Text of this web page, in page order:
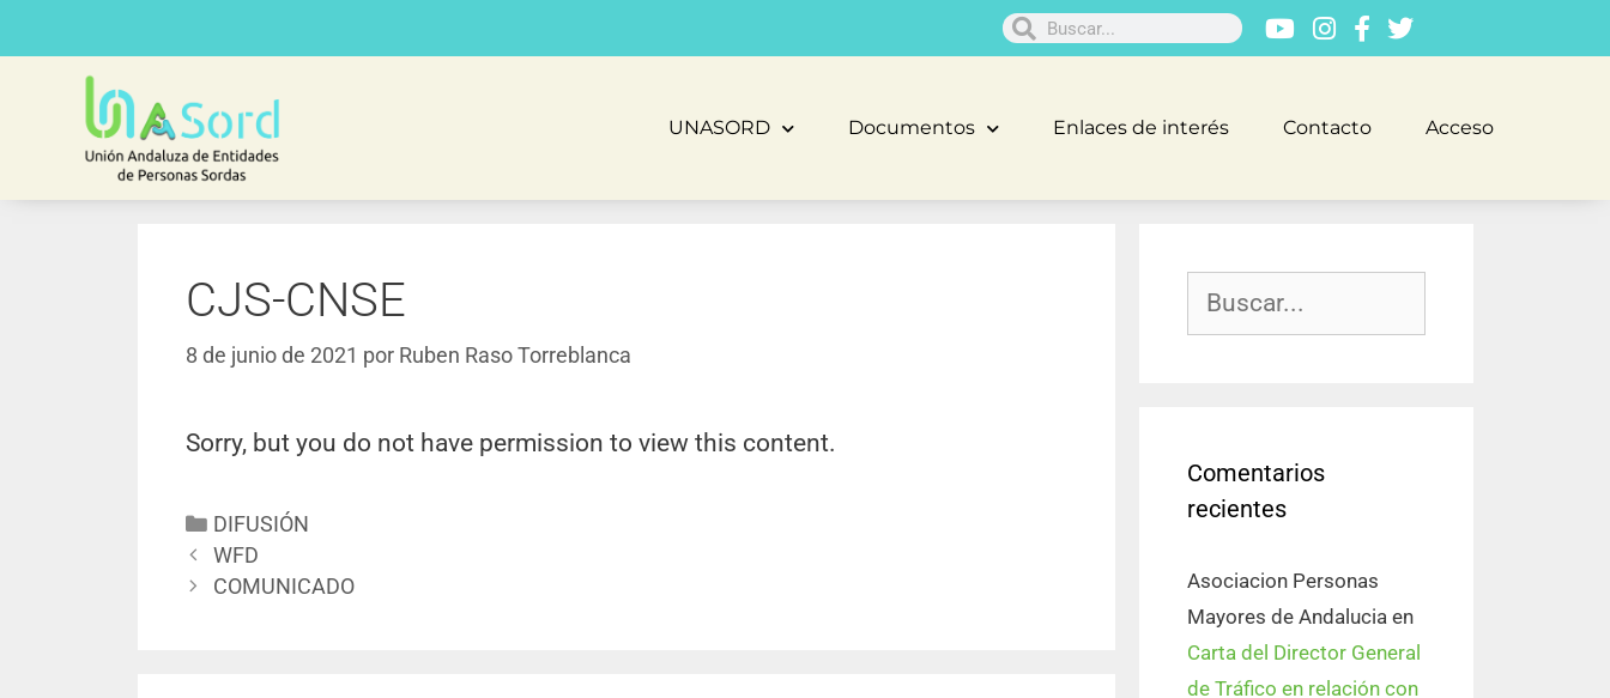
UNASORD Documentos Enlaces de interés Contacto Acceso
CJS-CNSE
8 de junio de 2021 por Ruben Raso Torreblanca
Sorry, but you do not have permission to view this content.
DIFUSIÓN
WFD
COMUNICADO
Comentarios
recientes
Asociacion Personas
Mayores de Andaluciaen
Carta del Director General
de Tráfico en relación con